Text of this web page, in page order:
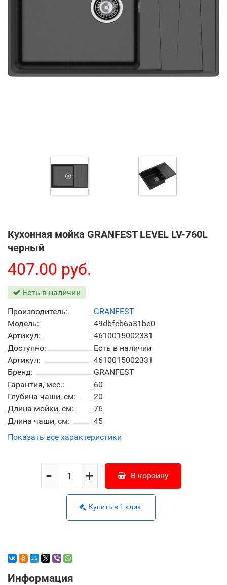
Кухонная мойка GRANFEST LEVEL LV-760L
черный
407.00 руб.
Есть в наличии
Производитель:
GRANFEST
Модель:
49dbfcb6a31be0
Артикул:
4610015002331
Доступно:
Есть в наличии
Артикул:
4610015002331
Бренд:
GRANFEST
Гарантия, мес.:
60
Глубина чаши, см:
20
Длина мойки, см:
76
Длина чаши, см:
45
Показать все характеристики
+
- В корзину
Купить в 1 клик
Информация